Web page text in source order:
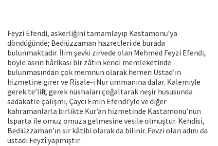
Feyzi Efendi, askerliğini tamamlayıp Kastamonu’ya
döndüğünde; Bediüzzaman hazretleri de burada
bulunmaktadır. İlim şevki zirvede olan Mehmed Feyzi Efendi,
böyle asrın hârikası bir zâtın kendi memleketinde
bulunmasından çok memnun olarak hemen Üstad’ın
hizmetine girer ve Risale-i Nur ummanına dalar. Kalemiyle
gerek te’lifte, gerek nüshaları çoğaltarak neşir hususunda
sadakatle çalışmı, Çaycı Emin Efendi’yle ve diğer
kahramanlarla birlikte Kur’an hizmetinde Kastamonu’nun
Isparta ile omuz omuza gelmesine vesile olmuştur. Kendisi,
Bediüzzaman’ın sır kâtibi olarak da bilinir. Fevzi olan adını da
üstadı Feyzî yapmıştır.